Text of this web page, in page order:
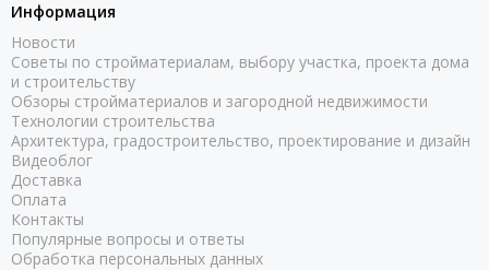
Информация
Новости
Советы по стройматериалам, выбору участка, проекта дома
и строительству
Обзоры стройматериалов и загородной недвижимости
Технологии строительства
Архитектура, градостроительство, проектирование и дизайн
Видеоблог
Доставка
Оплата
Контакты
Популярные вопросы и ответы
Обработка персональных данных